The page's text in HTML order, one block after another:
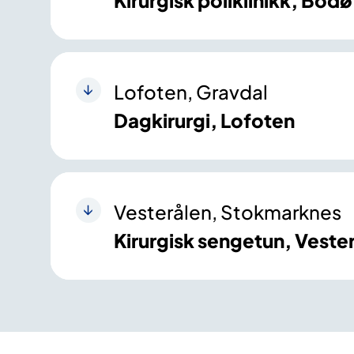
Lofoten, Gravdal
Dagkirurgi, Lofoten
Vesterålen, Stokmarknes
Kirurgisk sengetun,